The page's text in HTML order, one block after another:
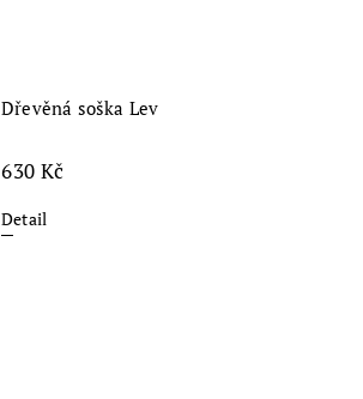
Dřevěná soška Lev
630 Kč
Detail